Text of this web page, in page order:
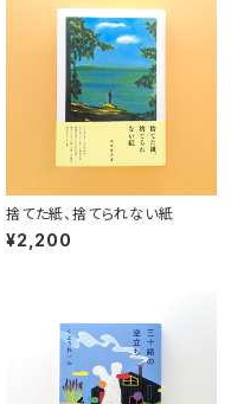
捨てた紙、捨てられない紙
¥2,200